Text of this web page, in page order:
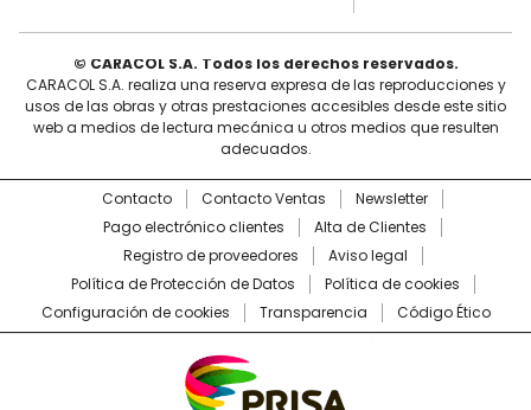
© CARACOL S.A. Todos los derechos reservados.
CARACOL S.A. realiza una reserva expresa de las reproducciones y
usos de las obras y otras prestaciones accesibles desde este sitio
web a medios de lectura mecánica u otros medios que resulten
adecuados.
Contacto Contacto Ventas
Newsletter
Pago electrónico clientes
Alta de Clientes
Registro de proveedores
Aviso legal
Política de Protección de Datos
Política de cookies
Configuración de cookies
Transparencia Código Ético